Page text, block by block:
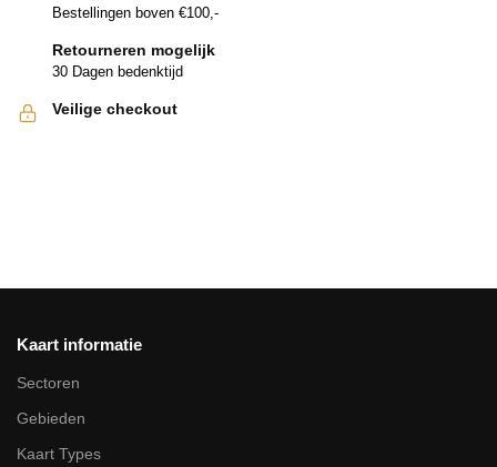
Bestellingen boven €100,-
Retourneren mogelijk
30 Dagen bedenktijd
Veilige checkout
Kaart informatie
Sectoren
Gebieden
Kaart Types